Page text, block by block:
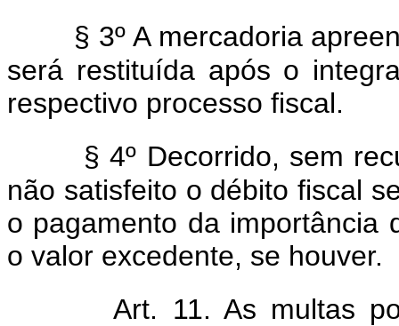
§ 3º A mercadoria
será restituída após o
respectivo processo fiscal.
§ 4º Decorrido, sem
não satisfeito o débito fiscal
o pagamento da importância
o valor excedente, se houver.
Art. 11. As multas